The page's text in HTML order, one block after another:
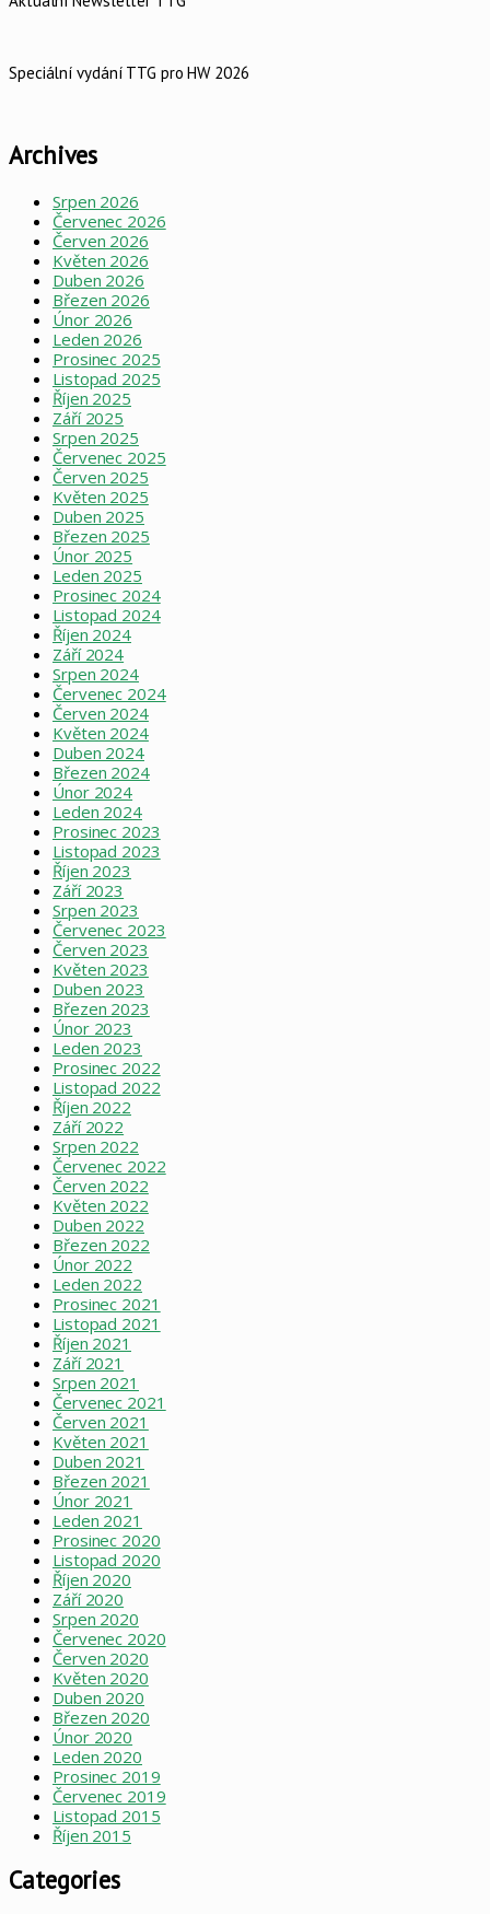
Speciální vydání TTG pro HW 2026
Archives
Srpen 2026
Červenec 2026
Červen 2026
Květen 2026
Duben 2026
Březen 2026
Únor 2026
Leden 2026
Prosinec 2025
Listopad 2025
Říjen 2025
Září 2025
Srpen 2025
Červenec 2025
Červen 2025
Květen 2025
Duben 2025
Březen 2025
Únor 2025
Leden 2025
Prosinec 2024
Listopad 2024
Říjen 2024
Září 2024
Srpen 2024
Červenec 2024
Červen 2024
Květen 2024
Duben 2024
Březen 2024
Únor 2024
Leden 2024
Prosinec 2023
Listopad 2023
Říjen 2023
Září 2023
Srpen 2023
Červenec 2023
Červen 2023
Květen 2023
Duben 2023
Březen 2023
Únor 2023
Leden 2023
Prosinec 2022
Listopad 2022
Říjen 2022
Září 2022
Srpen 2022
Červenec 2022
Červen 2022
Květen 2022
Duben 2022
Březen 2022
Únor 2022
Leden 2022
Prosinec 2021
Listopad 2021
Říjen 2021
Září 2021
Srpen 2021
Červenec 2021
Červen 2021
Květen 2021
Duben 2021
Březen 2021
Únor 2021
Leden 2021
Prosinec 2020
Listopad 2020
Říjen 2020
Září 2020
Srpen 2020
Červenec 2020
Červen 2020
Květen 2020
Duben 2020
Březen 2020
Únor 2020
Leden 2020
Prosinec 2019
Červenec 2019
Listopad 2015
Říjen 2015
Categories